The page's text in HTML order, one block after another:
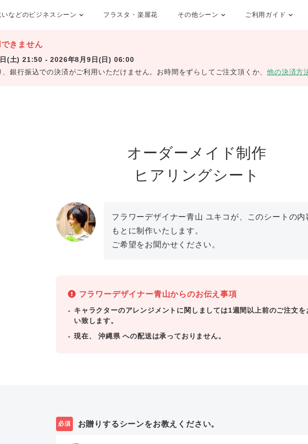
いなどのビジネスシーン フラスタ・楽屋花 その他シーン ご利用ガイド
きません
(土) 21:50 - 2026年8月9日(日) 06:00
銀行振込での決済がご利用いただけません。お時間をずらしてご注文頂くか、他の決済方
オーダーメイド制作
ヒアリングシート
フラワーデザイナー青山 ユキコが、このシートの内
もとに制作いたします。
ご希望をお聞かせください。
フラワーデザイナー青山からのお伝え事項
キャラクターのアレンジメントに関しましては1週間以上前のご注文を
い致します。
現在、 沖縄県 への配送は承っておりません。
必須 お贈りするシーンをお教えください。